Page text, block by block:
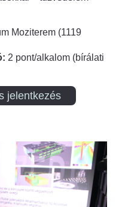
Moziterem (1119
2 pont/alkalom (bírálati
jelentkezés